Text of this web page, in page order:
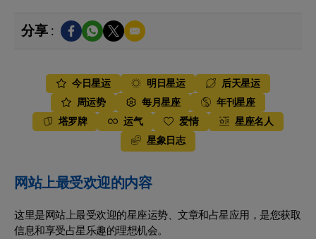
分享 :
今日星运 明日星运
后天星运
周运势
每月星座
年刊星座
塔罗牌
运气 爱情
星座名人
星象日志
网站上最受欢迎的内容
这里是网站上最受欢迎的星座运势、文章和占星应用，是您获取
信息和享受占星乐趣的理想机会。